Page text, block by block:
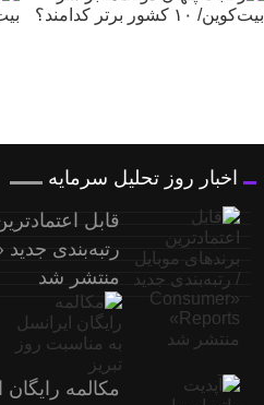
اخبار روز تحلیل سرمایه
قابل
منتشر شد
مکالمه